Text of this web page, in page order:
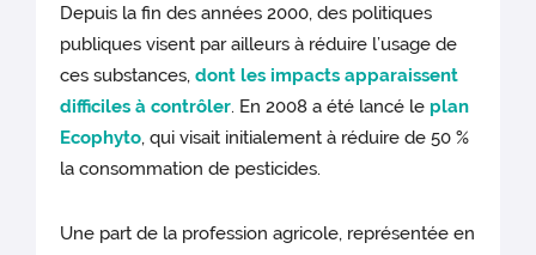
Depuis la fin des années 2000, des politiques
publiques visent par ailleurs à réduire l’usage de
ces substances,dont les impacts apparaissent
difficiles à contrôler. En 2008 a été lancé le plan
Ecophyto, qui visait initialement à réduire de 50 %
la consommation de pesticides.
Une part de la profession agricole, représentée en